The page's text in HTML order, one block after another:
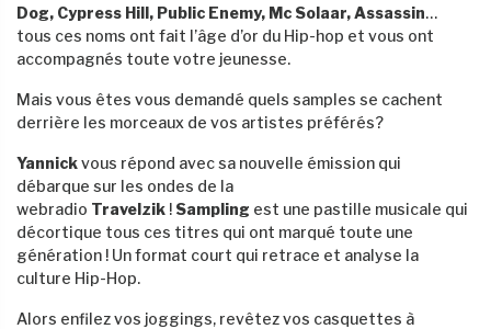
Dog, Cypress Hill, Public Enemy, Mc Solaar, Assassin…
tous ces noms ont fait l’âge d’or du Hip-hop et vous ont
accompagnés toute votre jeunesse.
Mais vous êtes vous demandé quels samples se cachent
derrière les morceaux de vos artistes préférés?
Yannickvous répond avec sa nouvelle émission qui
débarque sur les ondes de la
webradio Travelzik ! Sampling est une pastille musicale qui
décortique tous ces titres qui ont marqué toute une
génération ! Un format court qui retrace et analyse la
culture Hip-Hop.
Alors enfilez vos joggings, revêtez vos casquettes à